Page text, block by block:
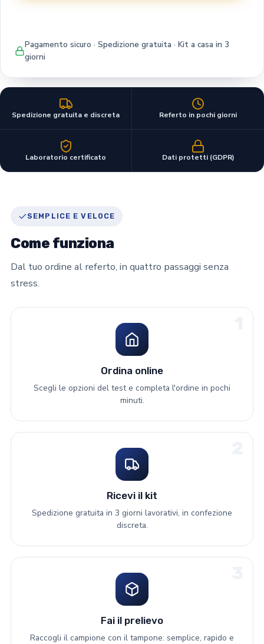
Pagamento sicuro · Spedizione gratuita · Kit a casa in 3
giorni
Spedizione gratuita e discreta Referto in pochi giorni
Laboratorio certificato Dati protetti (GDPR)
SEMPLICE E VELOCE
Come funziona
Dal tuo ordine al referto, in quattro passaggi senza
stress.
Ordina online
Scegli le opzioni del test e completa l'ordine in pochi
minuti.
Ricevi il kit
Spedizione gratuita in 3 giorni lavorativi, in confezione
discreta.
Fai il prelievo
Raccogli il campione con il tampone: semplice, rapido e